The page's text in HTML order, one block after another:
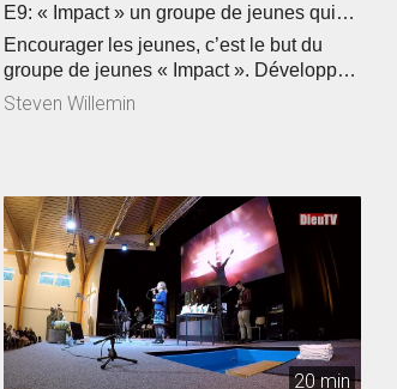
E9: « Impact » un groupe de jeunes qui
frappe fort!
Encourager les jeunes, c’est le but du
groupe de jeunes « Impact ». Développer
ses amitiés! Bertrand nous partage ce que
modération dans notre émission du jour.
Steven Willemin
20 min